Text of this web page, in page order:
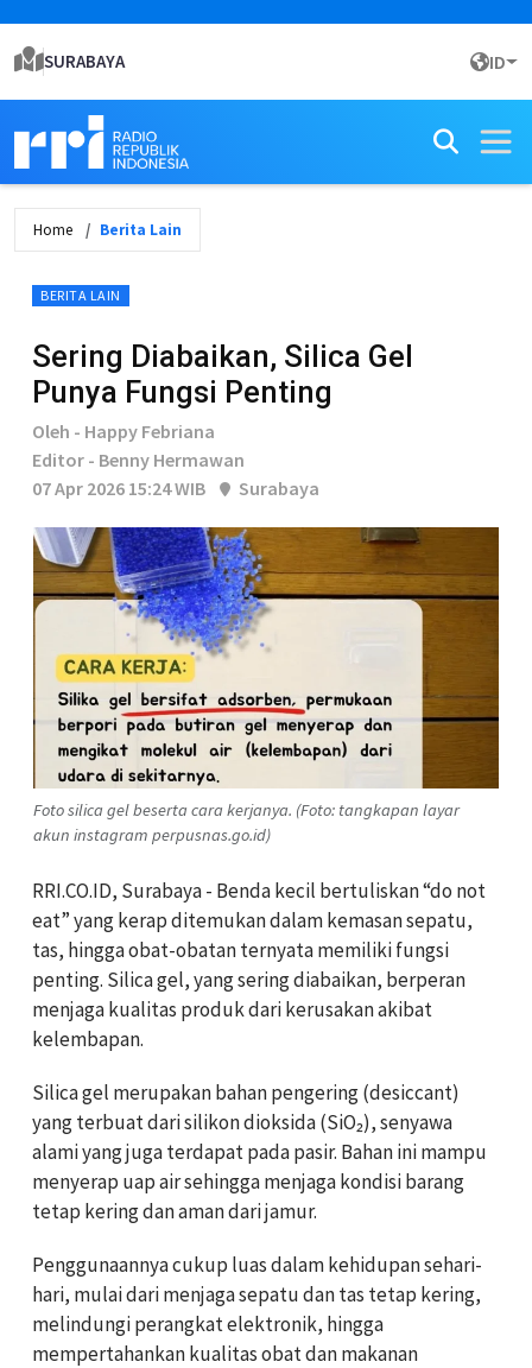
SURABAYA ID
Home Berita Lain
BERITA LAIN
Sering Diabaikan, Silica Gel
Punya Fungsi Penting
Oleh - Happy Febriana
Editor - Benny Hermawan
07 Apr 2026 15:24 WIB
Surabaya
Foto silica gel beserta cara kerjanya. (Foto: tangkapan layar
akun instagram perpusnas.go.id)
RRI.CO.ID, Surabaya - Benda kecil bertuliskan “do not
eat” yang kerap ditemukan dalam kemasan sepatu,
tas, hingga obat-obatan ternyata memiliki fungsi
penting. Silica gel, yang sering diabaikan, berperan
menjaga kualitas produk dari kerusakan akibat
kelembapan.
Silica gel merupakan bahan pengering (desiccant)
yang terbuat dari silikon dioksida (SiO₂), senyawa
alami yang juga terdapat pada pasir. Bahan ini mampu
menyerap uap air sehingga menjaga kondisi barang
tetap kering dan aman dari jamur.
Penggunaannya cukup luas dalam kehidupan sehari-
hari, mulai dari menjaga sepatu dan tas tetap kering,
melindungi perangkat elektronik, hingga
mempertahankan kualitas obat dan makanan